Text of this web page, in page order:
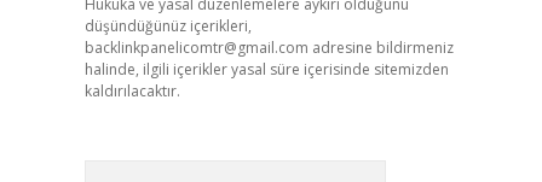
Hukuka ve yasal düzenlemelere aykırı olduğunu
düşündüğünüz içerikleri,
backlinkpanelicomtr@gmail.com adresine bildirmeniz
halinde, ilgili içerikler yasal süre içerisinde sitemizden
kaldırılacaktır.